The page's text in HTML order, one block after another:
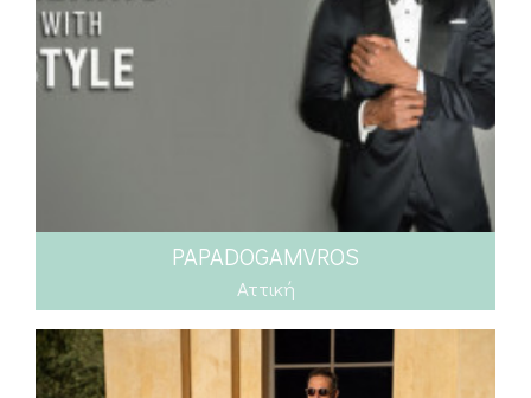
PAPADOGAMVROS
Αττική